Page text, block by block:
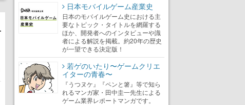
日本モバイルゲーム産業史
日本のモバイルゲーム史における主
要なトピック・タイトルを網羅する
ほか、開発者へのインタビューや識
者による解説を掲載。約20年の歴史
が一望できる決定版！
若ゲのいたり〜ゲームクリエ
イターの青春〜
『うつヌケ』『ペンと箸』等で知ら
れるマンガ家・田中圭一先生による
ゲーム業界レポートマンガです。